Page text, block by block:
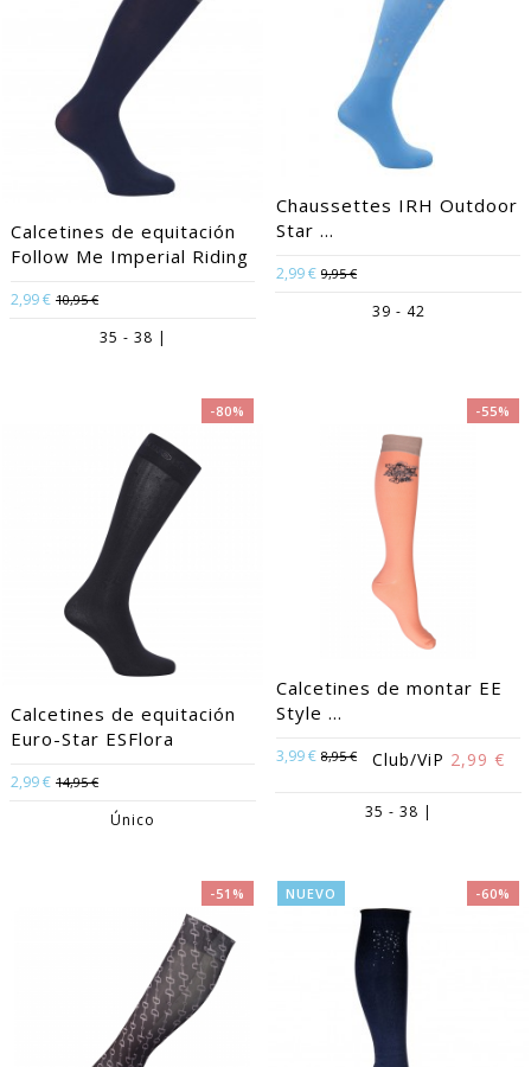
Calcetines de equitación
Follow Me Imperial Riding
2,99 € 10,95 €
35 - 38 |
Chaussettes IRH Outdoor
Star ...
2,99 € 9,95 €
39 - 42
-80%
Calcetines de equitación
Euro-Star ESFlora
2,99 € 14,95 €
Único
-55%
Calcetines de montar EE
Style ...
3,99 € 8,95 € Club/ViP 2,99 €
35 - 38 |
-51% NUEVO -60%